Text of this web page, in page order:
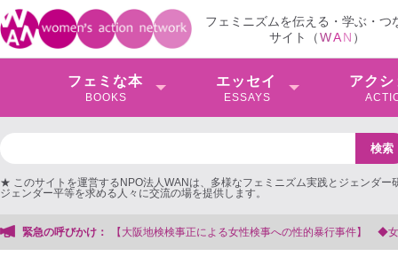
フェミニズムを伝える・学ぶ・つ
サイト（WAN ）
フェミな本
BOOKS
エッセイ
ESSAYS
アクシ
★ このサイトを運営するNPO法人WANは、多様なフェミニズム実践とジェンダー
ジェンダー平等を求める人々に交流の場を提供します。
緊急の呼びかけ：
る女性検事への性的暴行事件】 ◆女性検事を支援する会事務局